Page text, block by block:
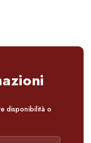
disponibilità o